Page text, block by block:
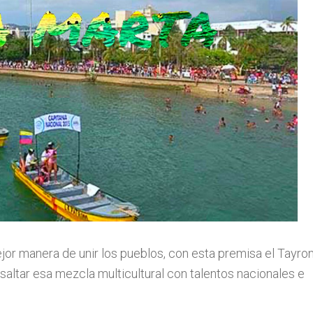
manera de unir los pueblos, con esta premisa el
esa mezcla multicultural con talentos nacionales e